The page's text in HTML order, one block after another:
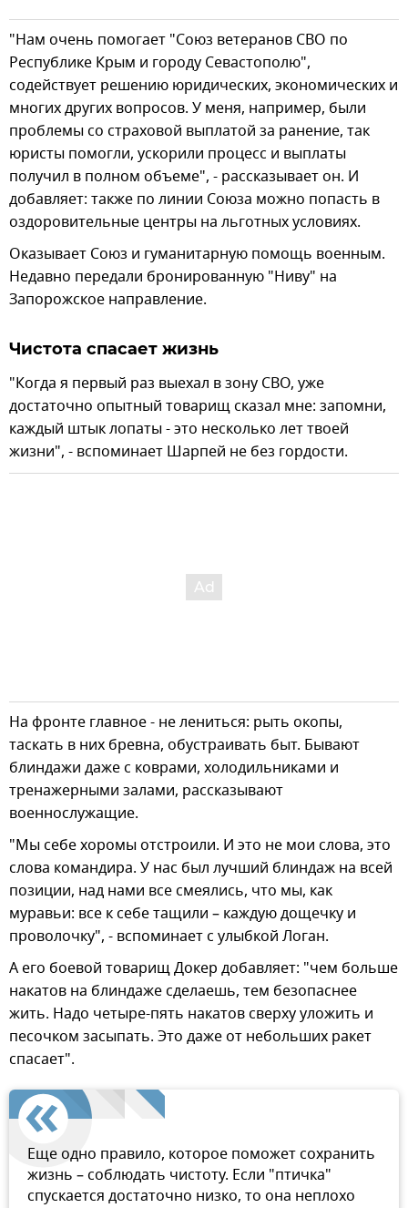
"Нам очень помогает "Союз ветеранов СВО по
Республике Крым и городу Севастополю",
содействует решению юридических, экономических и
многих других вопросов. У меня, например, были
проблемы со страховой выплатой за ранение, так
юристы помогли, ускорили процесс и выплаты
получил в полном объеме", - рассказывает он. И
добавляет: также по линии Союза можно попасть в
оздоровительные центры на льготных условиях.
Оказывает Союз и гуманитарную помощь военным.
Недавно передали бронированную "Ниву" на
Запорожское направление.
Чистота спасает жизнь
"Когда я первый раз выехал в зону СВО, уже
достаточно опытный товарищ сказал мне: запомни,
каждый штык лопаты - это несколько лет твоей
жизни", - вспоминает Шарпей не без гордости.
На фронте главное - не лениться: рыть окопы,
таскать в них бревна, обустраивать быт. Бывают
блиндажи даже с коврами, холодильниками и
тренажерными залами, рассказывают
военнослужащие.
"Мы себе хоромы отстроили. И это не мои слова, это
слова командира. У нас был лучший блиндаж на всей
позиции, над нами все смеялись, что мы, как
муравьи: все к себе тащили – каждую дощечку и
проволочку", - вспоминает с улыбкой Логан.
А его боевой товарищ Докер добавляет: "чем больше
накатов на блиндаже сделаешь, тем безопаснее
жить. Надо четыре-пять накатов сверху уложить и
песочком засыпать. Это даже от небольших ракет
спасает".
Еще одно правило, которое поможет сохранить
жизнь – соблюдать чистоту. Если "птичка"
спускается достаточно низко, то она неплохо